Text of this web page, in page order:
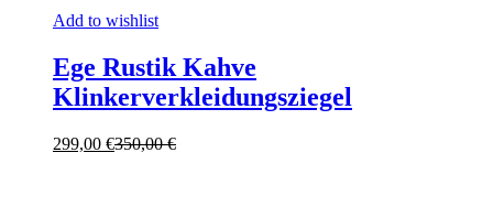
Add to wishlist
Ege Rustik Kahve
Klinkerverkleidungsziegel
299,00 €350,00€